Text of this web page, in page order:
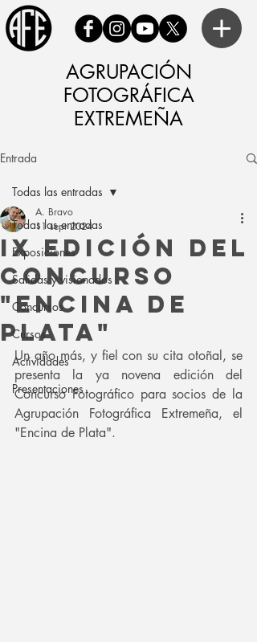
AGRUPACIÓN
FOTOGRÁFICA
EXTREMEÑA
Entrada
Todas las entradas
Exposiciones
Salidas y visionados
Concursos
Cursos
Actividades
Presentaciones
Todas las entradas
IX edición del
concurso
"encina de
plata"
A. Bravo
11 sept 2024
Un año más, y fiel con su cita otoñal, se
presenta la ya novena edición del
Concurso Fotográfico para socios de la
Agrupación Fotográfica Extremeña, el
"Encina de Plata".